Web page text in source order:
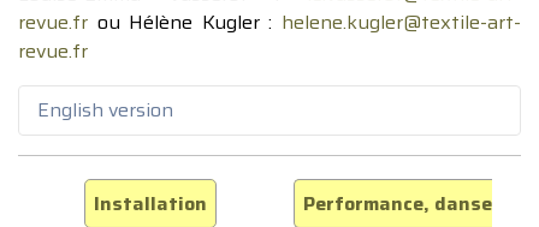
revue.fr ou Hélène Kugler : helene.kugler@textile-art-
revue.fr
English version
Installation
Performance, danse